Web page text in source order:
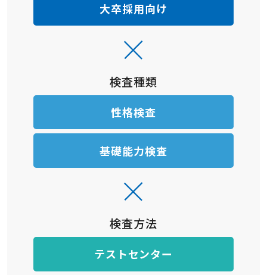
大卒採用向け
検査種類
性格検査
基礎能力検査
検査方法
テストセンター